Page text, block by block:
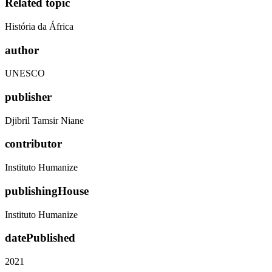
Related topic
História da África
author
UNESCO
publisher
Djibril Tamsir Niane
contributor
Instituto Humanize
publishingHouse
Instituto Humanize
datePublished
2021